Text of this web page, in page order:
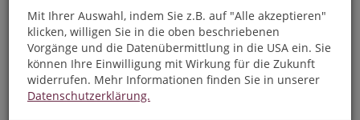
Mit Ihrer Auswahl, indem Sie z.B. auf "Alle akzeptieren"
klicken, willigen Sie in die oben beschriebenen
Vorgänge und die Datenübermittlung in die USA ein. Sie
können Ihre Einwilligung mit Wirkung für die Zukunft
widerrufen. Mehr Informationen finden Sie in unserer
Datenschutzerklärung.
Nacht in unsere Buchhandlung geliefert.
Wir wünschen Ihnen viel Spaß beim Stöbern!